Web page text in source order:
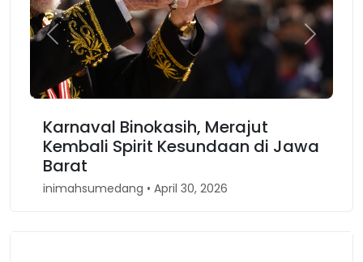
Karnaval Binokasih, Merajut
Kembali Spirit Kesundaan di Jawa
Barat
inimahsumedang • April 30, 2026
Previous Next